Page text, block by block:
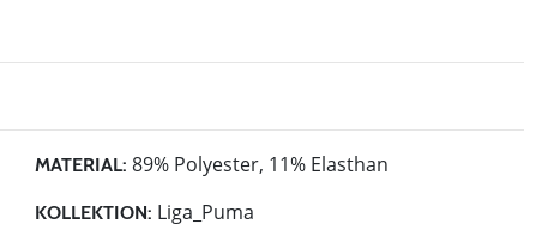
MATERIAL: 89% Polyester, 11% Elasthan
KOLLEKTION: Liga_Puma